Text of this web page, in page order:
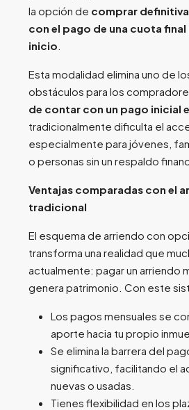
la opción de comprar
con el pago de una cuota
inicio
Esta modalidad elimina uno de
obstáculos para los
de contar con un pago inicial
tradicionalmente dificulta el
especialmente para jóvenes,
o personas sin un respaldo
Ventajas comparadas con el
tradicional
El esquema de arriendo con
transforma una realidad que
actualmente: pagar un arriendo
genera patrimonio. Con este
Los pagos mensuales se
aporte hacia tu propio
Se elimina la barrera del
significativo, facilitando el
nuevas o usadas.
Tienes flexibilidad en los